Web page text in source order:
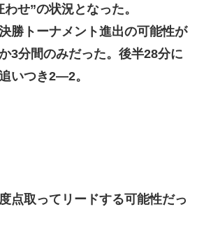
せ”の状況となった。
勝トーナメント進出の可能性が
3分間のみだった。後半28分に
いつき2―2。
点取ってリードする可能性だっ